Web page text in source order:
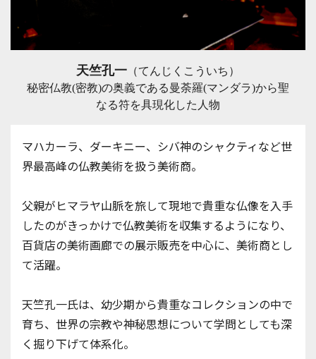
天竺孔一 （てんじくこういち）
秘密仏教(密教)の奥義である曼荼羅(マンダラ)から聖
なる符を具現化した人物
マハカーラ、ダーキニー、シバ神のシャクティなど世
界最高峰の仏教美術を扱う美術商。
父親がヒマラヤ山脈を旅して現地で貴重な仏像を入手
したのがきっかけで仏教美術を収集するようになり、
百貨店の美術画廊での展示販売を中心に、美術商とし
て活躍。
天竺孔一氏は、幼少期から貴重なコレクションの中で
育ち、世界の宗教や神秘思想について学問としても深
く掘り下げて体系化。